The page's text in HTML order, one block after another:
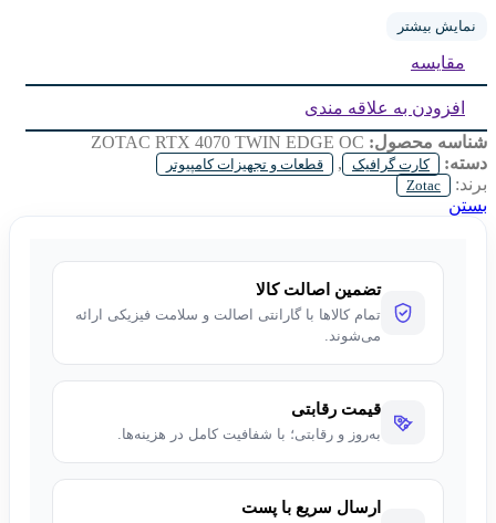
نمایش بیشتر
مقایسه
افزودن به علاقه مندی
شناسه محصول: ZOTAC RTX 4070 TWIN EDGE OC
دسته:
کارت گرافیک , قطعات و تجهیزات کامپیوتر
برند: Zotac
بستن
تضمین اصالت کالا
تمام کالاها با گارانتی اصالت و سلامت فیزیکی ارائه
می‌شوند.
قیمت رقابتی
به‌روز و رقابتی؛ با شفافیت کامل در هزینه‌ها.
ارسال سریع با پست